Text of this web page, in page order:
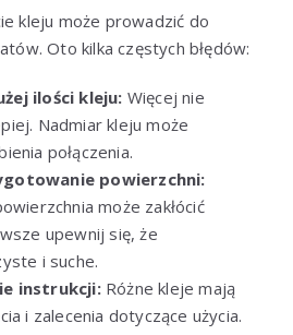
kleju może prowadzić do
Oto kilka częstych błędów:
ilości kleju: Więcej nie
Nadmiar kleju może
połączenia.
powierzchni:
może zakłócić
upewnij się, że
i suche.
instrukcji:Różne kleje mają
i zalecenia dotyczące użycia.